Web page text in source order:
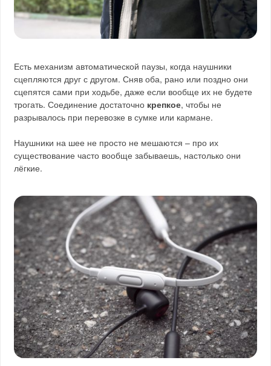
Есть механизм автоматической паузы, когда наушники
сцепляются друг с другом. Сняв оба, рано или поздно они
сцепятся сами при ходьбе, даже если вообще их не будете
трогать. Соединение достаточно крепкое, чтобы не
разрывалось при перевозке в сумке или кармане.
Наушники на шее не просто не мешаются – про их
существование часто вообще забываешь, настолько они
лёгкие.